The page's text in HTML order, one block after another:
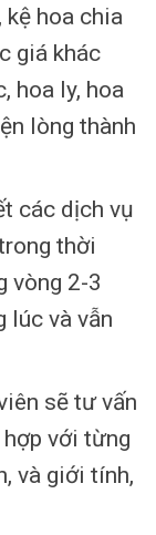
kệ hoa chia
giá khác
hoa ly, hoa
lòng thành
các dịch vụ
thời
vòng 2-3
lúc và vẫn
sẽ tư vấn
với từng
và giới tính,